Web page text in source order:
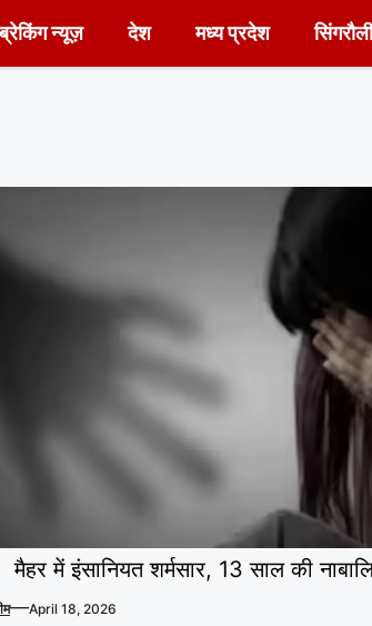
ब्रेकिंग न्यूज़ देश मध्य प्रदेश सिंगरौली
में इंसानियत शर्मसार, 13 साल की
—April 18, 2026